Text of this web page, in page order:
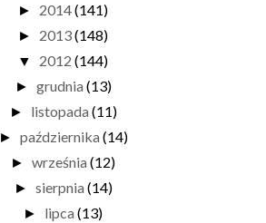
► 2014(141)
► 2013(148)
▼ 2012 (144)
► grudnia (13)
► listopada (11)
► października (14)
► września (12)
► sierpnia (14)
► lipca (13)